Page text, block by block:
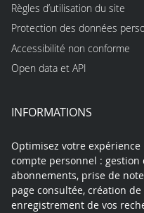
Règles d’utilisation du site
Protection des données
Accessibilité non conforme
Open data et API
INFORMATIONS
Optimisez votre
compte personnel : gestion
abonnements, prise de
page consultée, création
enregistrement de vos